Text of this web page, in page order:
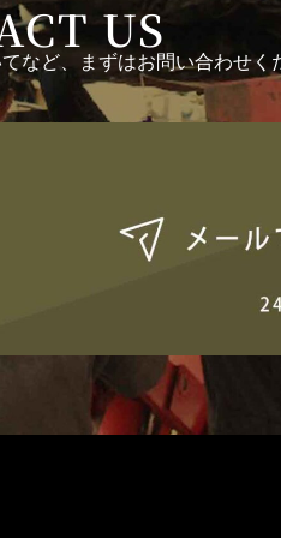
US
など、まずはお問い合わせく